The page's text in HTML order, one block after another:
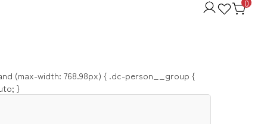
0
(max-width: 768.98px) { .dc-person__group {
}